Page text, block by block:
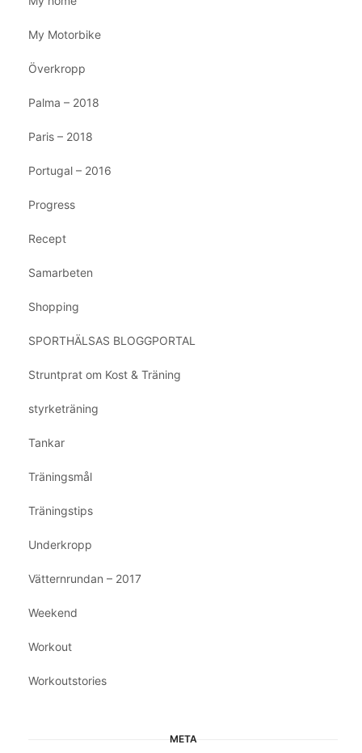
My Motorbike
Överkropp
Palma – 2018
Paris – 2018
Portugal – 2016
Progress
Recept
Samarbeten
Shopping
SPORTHÄLSAS BLOGGPORTAL
Struntprat om Kost & Träning
styrketräning
Tankar
Träningsmål
Träningstips
Underkropp
Vätternrundan – 2017
Weekend
Workout
Workoutstories
META